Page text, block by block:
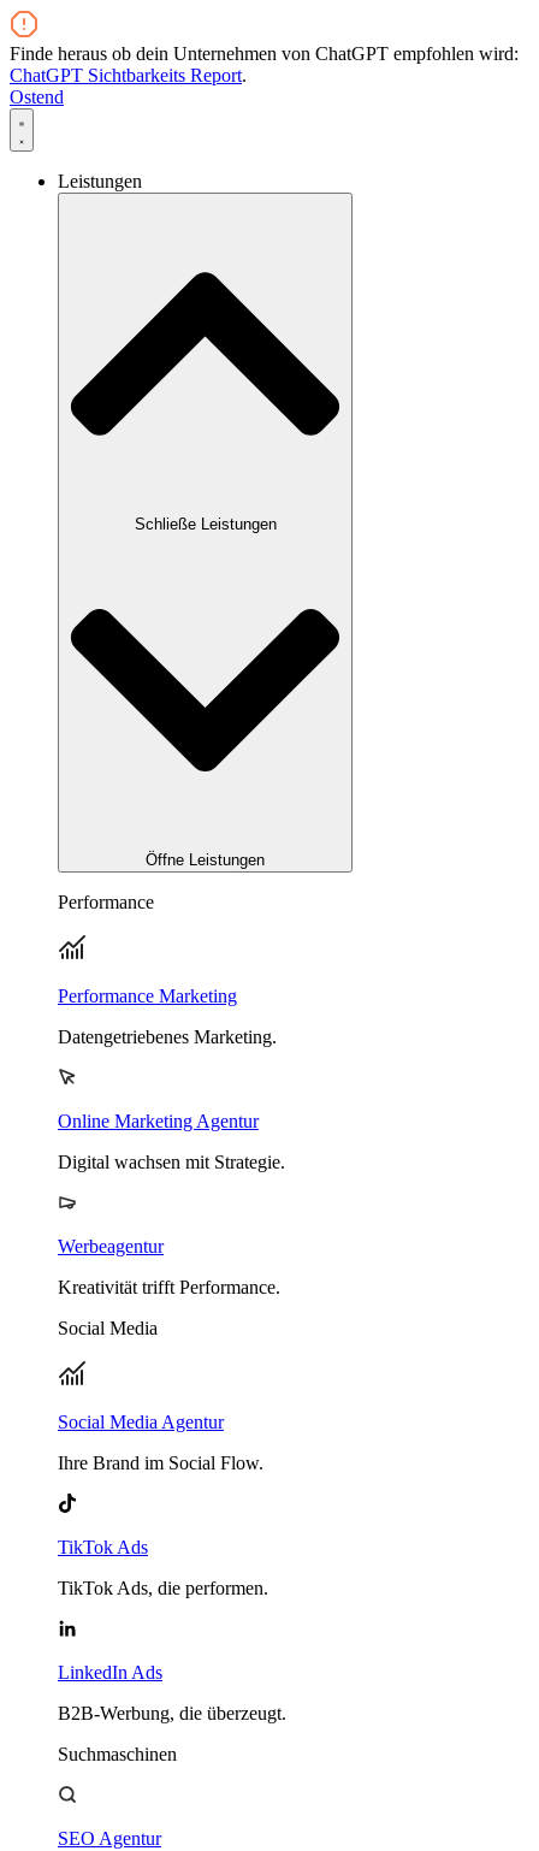
Zum
Inhalt
wechseln
Finde heraus ob dein Unternehmen von ChatGPT empfohlen wird:
ChatGPT Sichtbarkeits Report.
Ostend
Leistungen
Schließe Leistungen
Öffne Leistungen
Performance
Performance Marketing
Datengetriebenes Marketing.
Online Marketing Agentur
Digital wachsen mit Strategie.
Werbeagentur
Kreativität trifft Performance.
Social Media
Social Media Agentur
Ihre Brand im Social Flow.
TikTok Ads
TikTok Ads, die performen.
LinkedIn Ads
B2B-Werbung, die überzeugt.
Suchmaschinen
SEO Agentur